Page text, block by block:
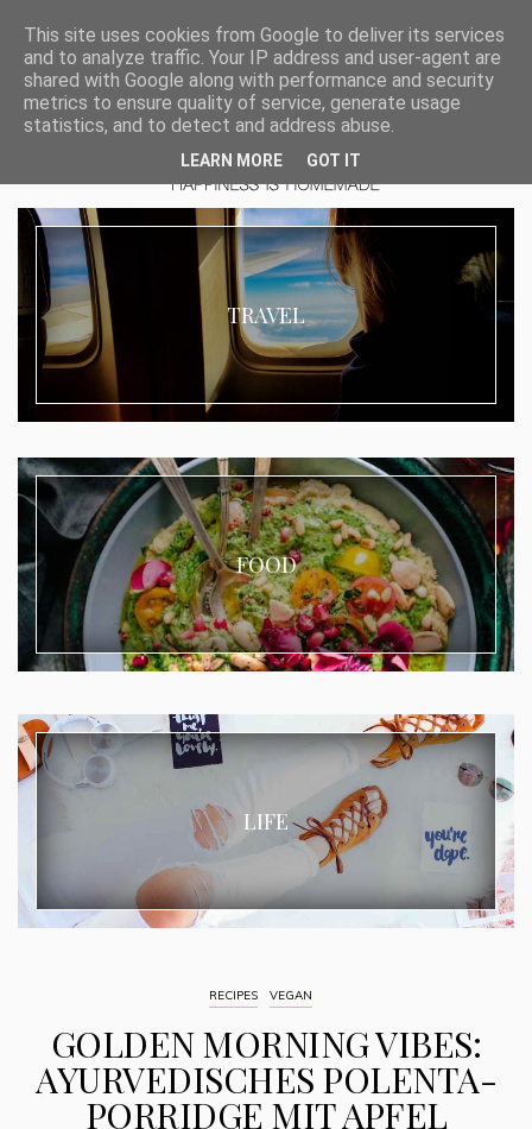
TRAVEL
FOOD
LIFE
RECIPES VEGAN
GOLDEN MORNING VIBES:
AYURVEDISCHES POLENTA-
PORRIDGE MIT APFEL
This site uses cookies from Google to deliver its services
and to analyze traffic. Your IP address and user-agent are
shared with Google along with performance and security
metrics to ensure quality of service, generate usage
statistics, and to detect and address abuse.
LEARN MORE GOT IT